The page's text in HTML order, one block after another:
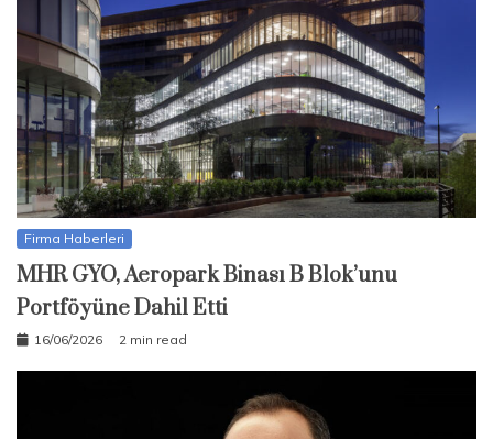
Firma Haberleri
MHR GYO, Aeropark Binası B Blok’unu
Portföyüne Dahil Etti
16/06/2026 2 min read